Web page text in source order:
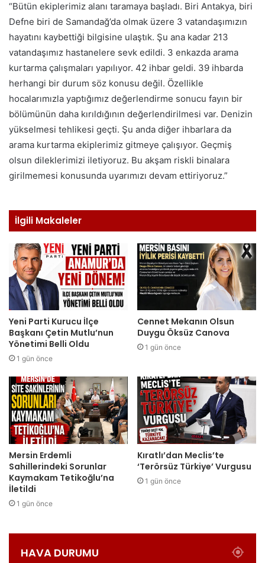
“Bütün ekiplerimiz alanı taramaya başladı. Biri Antakya, biri
Defne biri de Samandağ’da olmak üzere 3 vatandaşımızın
hayatını kaybettiği bilgisine ulaştık. Şu ana kadar 213
vatandaşımız hastanelere sevk edildi. 3 enkazda arama
kurtarma çalışmaları yapılıyor. 42 ihbar geldi. 39 ihbarda
herhangi bir durum söz konusu değil. Özellikle
hocalarımızla yaptığımız değerlendirme sonucu fayın bir
bölümünün daha kırıldığının değerlendirilmesi var. Denizin
yükselmesi tehlikesi geçti. Şu anda diğer ihbarlara da
arama kurtarma ekiplerimiz gitmeye çalışıyor. Geçmiş
olsun dileklerimizi iletiyoruz. Bu akşam riskli binalara
girilmemesi konusunda uyarımızı devam ettiriyoruz.”
İlgili Makaleler
Yeni Parti Kurucu İlçe
Başkanı Çetin Mutlu’nun
Yönetimi Belli Oldu
1 gün önce
Cennet Mekanın Olsun
Duygu Öksüz Canova
1 gün önce
Mersin Erdemli
Sahillerindeki Sorunlar
Kaymakam Tetikoğlu’na
İletildi
1 gün önce
Kıratlı’dan Meclis’te
‘Terörsüz Türkiye’ Vurgusu
1 gün önce
HAVA DURUMU